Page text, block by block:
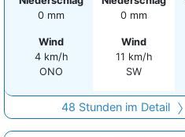
0 mm
Wind
4 km/h
ONO
0 mm
Wind
11 km/h
SW
48 Stunden im Detail